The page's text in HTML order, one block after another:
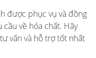
được phục vụ và đồng
về hóa chất. Hãy
vấn và hỗ trợ tốt nhất